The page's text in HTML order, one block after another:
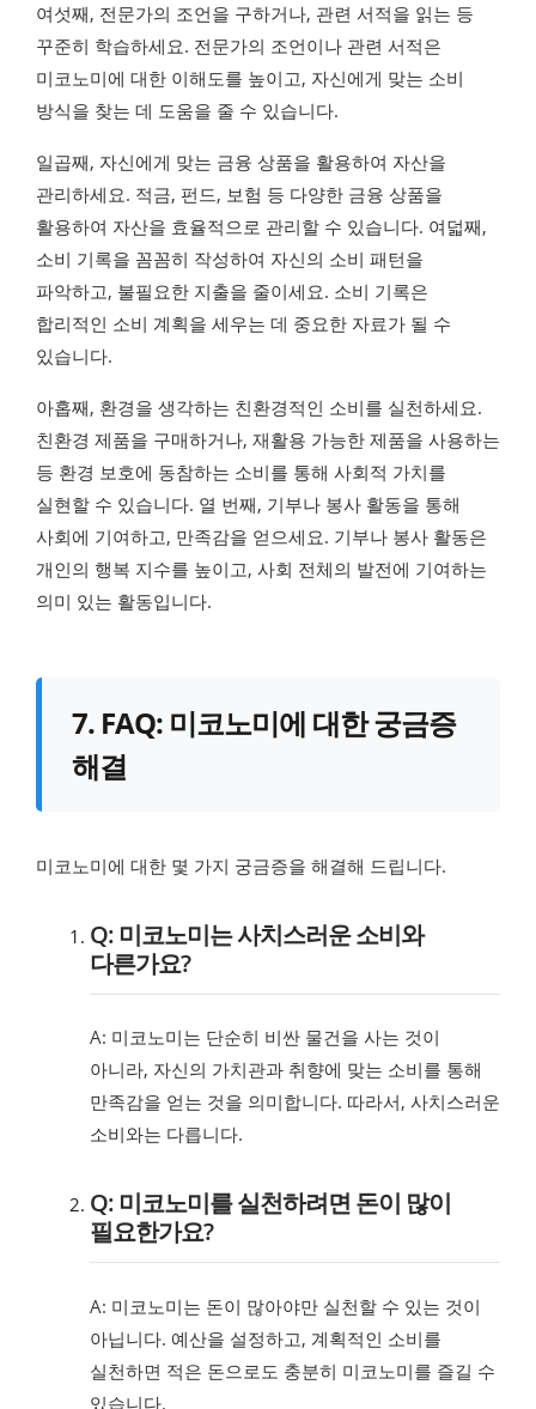
여섯째, 전문가의 조언을 구하거나, 관련 서적을 읽는 등
꾸준히 학습하세요. 전문가의 조언이나 관련 서적은
미코노미에 대한 이해도를 높이고, 자신에게 맞는 소비
방식을 찾는 데 도움을 줄 수 있습니다.
일곱째, 자신에게 맞는 금융 상품을 활용하여 자산을
관리하세요. 적금, 펀드, 보험 등 다양한 금융 상품을
활용하여 자산을 효율적으로 관리할 수 있습니다. 여덟째,
소비 기록을 꼼꼼히 작성하여 자신의 소비 패턴을
파악하고, 불필요한 지출을 줄이세요. 소비 기록은
합리적인 소비 계획을 세우는 데 중요한 자료가 될 수
있습니다.
아홉째, 환경을 생각하는 친환경적인 소비를 실천하세요.
친환경 제품을 구매하거나, 재활용 가능한 제품을 사용하는
등 환경 보호에 동참하는 소비를 통해 사회적 가치를
실현할 수 있습니다. 열 번째, 기부나 봉사 활동을 통해
사회에 기여하고, 만족감을 얻으세요. 기부나 봉사 활동은
개인의 행복 지수를 높이고, 사회 전체의 발전에 기여하는
의미 있는 활동입니다.
7. FAQ: 미코노미에 대한 궁금증
해결
미코노미에 대한 몇 가지 궁금증을 해결해 드립니다.
Q: 미코노미는 사치스러운 소비와
다른가요?
A: 미코노미는 단순히 비싼 물건을 사는 것이
아니라, 자신의 가치관과 취향에 맞는 소비를 통해
만족감을 얻는 것을 의미합니다. 따라서, 사치스러운
소비와는 다릅니다.
Q: 미코노미를 실천하려면 돈이 많이
필요한가요?
A: 미코노미는 돈이 많아야만 실천할 수 있는 것이
아닙니다. 예산을 설정하고, 계획적인 소비를
실천하면 적은 돈으로도 충분히 미코노미를 즐길 수
있습니다.